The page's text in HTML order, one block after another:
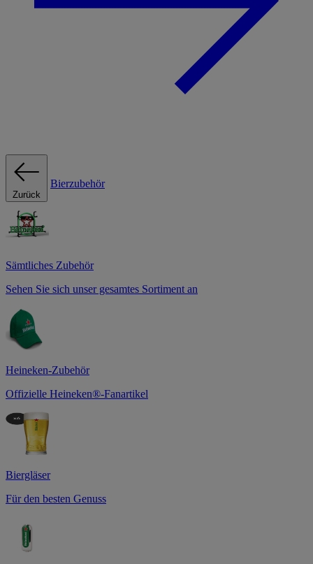
Zurück
Bierzubehör
Sämtliches Zubehör
Sehen Sie sich unser gesamtes Sortiment an
Heineken-Zubehör
Offizielle Heineken®-Fanartikel
Biergläser
Für den besten Genuss